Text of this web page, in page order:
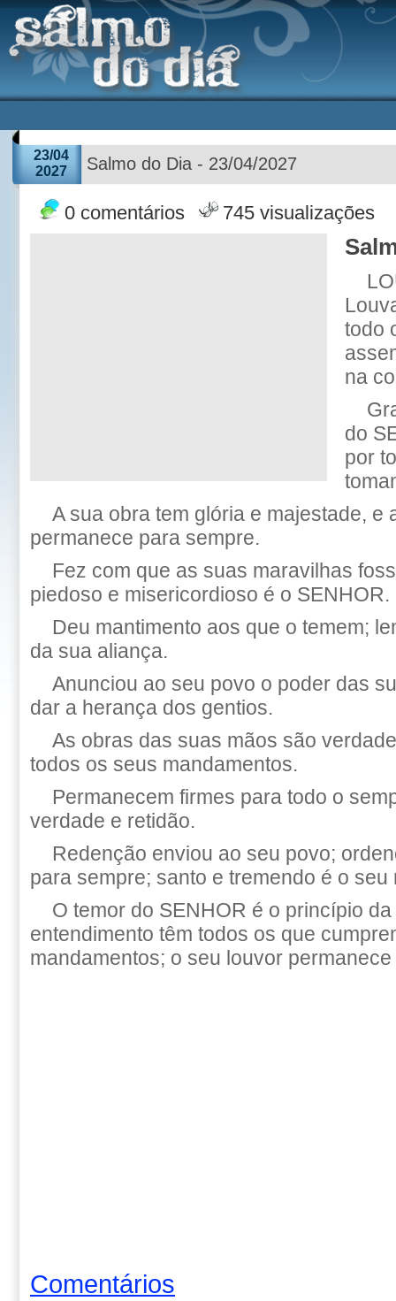
23/04
2027
Salmo do Dia - 23/04/2027
0 comentários 745 visualizações
todo
na
do
por
A sua obra tem glória e majestade, e
permanece para sempre.
Fez com que as suas maravilhas
piedoso e misericordioso é o SENHOR.
Deu mantimento aos que o temem;
da sua aliança.
Anunciou ao seu povo o poder das
dar a herança dos gentios.
As obras das suas mãos são
todos os seus mandamentos.
Permanecem firmes para todo o
verdade e retidão.
Redenção enviou ao seu povo;
para sempre; santo e tremendo é o seu
O temor do SENHOR é o princípio
entendimento têm todos os que
mandamentos; o seu louvor
Comentários